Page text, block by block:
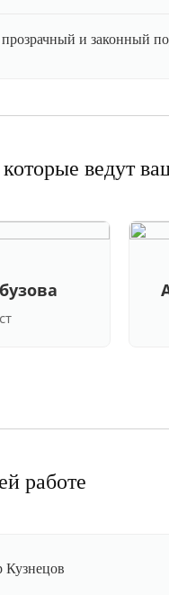
и законный
ведут
работе
Кузнецов